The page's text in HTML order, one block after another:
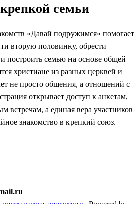
семьи
«Давай подружимся» помогает
вторую половинку, обрести
построить семью на основе общей
христиане из разных церквей и
не просто общения, а отношений с
открывает доступ к анкетам,
встречам, а единая вера участников
знакомство в крепкий союз.